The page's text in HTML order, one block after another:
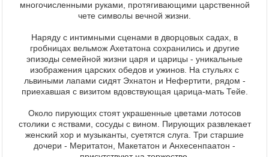
многочисленными руками, протягивающими царственной
чете символы вечной жизни.
Наряду с интимными сценами в дворцовых садах, в
гробницах вельмож Ахетатона сохранились и другие
эпизоды семейной жизни царя и царицы - уникальные
изображения царских обедов и ужинов. На стульях с
львиными лапами сидят Эхнатон и Нефертити, рядом -
приехавшая с визитом вдовствующая царица-мать Тейе.
Около пирующих стоят украшенные цветами лотосов
столики с яствами, сосуды с вином. Пирующих развлекает
женский хор и музыканты, суетятся слуга. Три старшие
дочери - Меритатон, Макетатон и Анхесенпаатон -